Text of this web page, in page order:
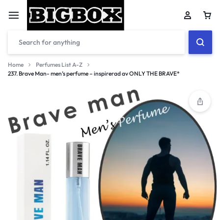
Your bag is empty
Don't miss out on great deals! Start shopping or
Sign in to view products added.
Shop What's New
Sign in
Home
Perfumes List A-Z
237. Brave Man- men’s perfume – inspirerad av ONLY THE BRAVE*